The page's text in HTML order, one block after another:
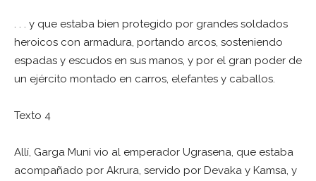
. . . y que estaba bien protegido por grandes soldados
heroicos con armadura, portando arcos, sosteniendo
espadas y escudos en sus manos, y por el gran poder de
un ejército montado en carros, elefantes y caballos.
Texto 4
Allí, Garga Muni vio al emperador Ugrasena, que estaba
acompañado por Akrura, servido por Devaka y Kamsa, y